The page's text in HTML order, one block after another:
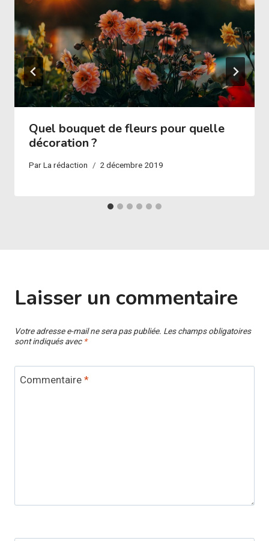
Quel bouquet de fleurs pour quelle
décoration ?
ParLa rédaction 2 décembre 2019
Laisser un commentaire
Votre adresse e-mail ne sera pas publiée. Les champs obligatoires
sont indiqués avec *
Commentaire *